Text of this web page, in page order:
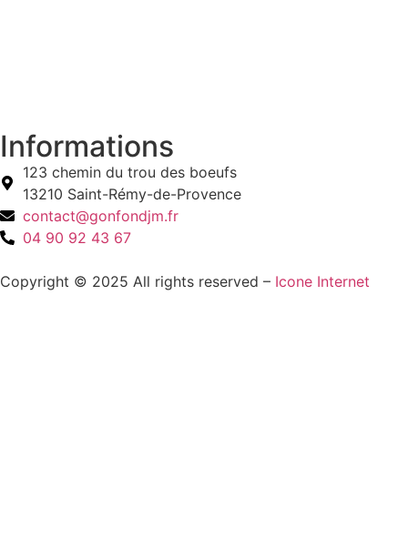
Informations
123 chemin du trou des boeufs
13210 Saint-Rémy-de-Provence
contact@gonfondjm.fr
04 90 92 43 67
Copyright © 2025 All rights reserved – Icone Internet